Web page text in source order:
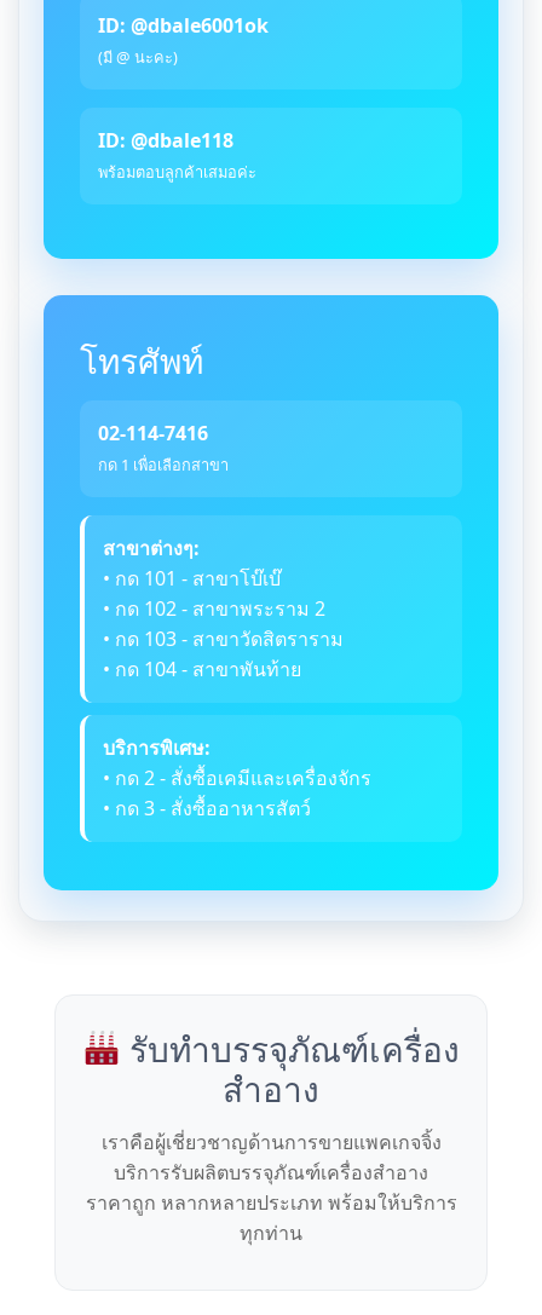
ID: @dbale6001ok
(มี @ นะคะ)
ID: @dbale118
พร้อมตอบลูกค้าเสมอค่ะ
โทรศัพท์
02-114-7416
กด 1 เพื่อเลือกสาขา
สาขาต่างๆ:
• กด 101 - สาขาโบ๊เบ๊
• กด 102 - สาขาพระราม 2
• กด 103 - สาขาวัดสิตราราม
• กด 104 - สาขาพันท้าย
บริการพิเศษ:
• กด 2 - สั่งซื้อเคมีและเครื่องจักร
• กด 3 - สั่งซื้ออาหารสัตว์
รับทำบรรจุภัณฑ์เครื่อง
สำอาง
เราคือผู้เชี่ยวชาญด้านการขายแพคเกจจิ้ง
บริการรับผลิตบรรจุภัณฑ์เครื่องสำอาง
ราคาถูก หลากหลายประเภท พร้อมให้บริการ
ทุกท่าน